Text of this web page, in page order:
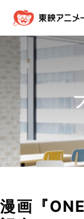
漫画『